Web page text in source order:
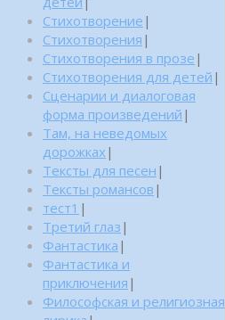
Стихотворение |
Стихотворения |
Стихотворения в прозе |
Стихотворения для детей |
Сценарии и диалоговая
форма произведений |
Там, на неведомых
дорожках |
Тексты для песен |
Тексты романсов |
тест1 |
Третий глаз |
Фантастика |
Фантастика и
приключения |
Философская и религиозная